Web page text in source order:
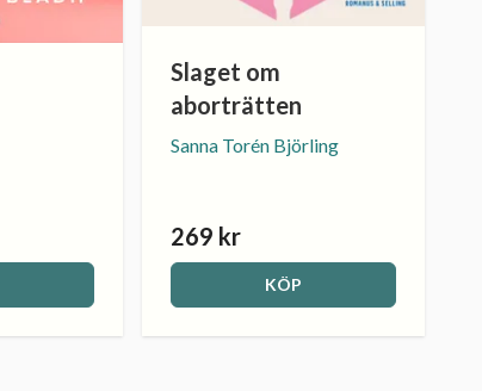
Slaget om
aborträtten
Sanna Torén Björling
269 kr
KÖP